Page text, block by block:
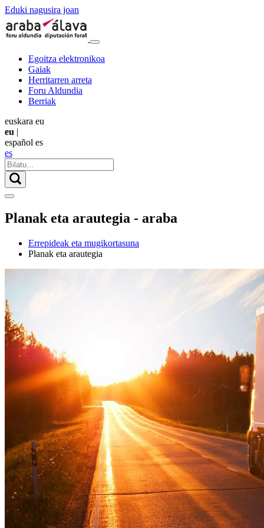
Eduki nagusira joan
Egoitza elektronikoa
Gaiak
Herritarren arreta
Foru Aldundia
Berriak
euskara eu
eu |
español es
es
Planak eta arautegia - araba
Errepideak eta mugikortasuna
Planak eta arautegia